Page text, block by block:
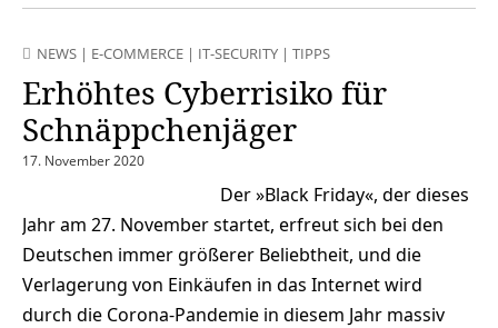
NEWS | E-COMMERCE | IT-SECURITY | TIPPS
Erhöhtes Cyberrisiko für
Schnäppchenjäger
17. November 2020
Der »Black Friday«, der dieses
Jahr am 27. November startet, erfreut sich bei den
Deutschen immer größerer Beliebtheit, und die
Verlagerung von Einkäufen in das Internet wird
durch die Corona-Pandemie in diesem Jahr massiv